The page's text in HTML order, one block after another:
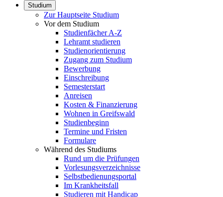
Studium
Zur Hauptseite Studium
Vor dem Studium
Studienfächer A-Z
Lehramt studieren
Studienorientierung
Zugang zum Studium
Bewerbung
Einschreibung
Semesterstart
Anreisen
Kosten & Finanzierung
Wohnen in Greifswald
Studienbeginn
Termine und Fristen
Formulare
Während des Studiums
Rund um die Prüfungen
Vorlesungsverzeichnisse
Selbstbedienungsportal
Im Krankheitsfall
Studieren mit Handicap